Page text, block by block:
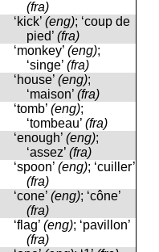
(fra)
‘kick’ (eng); ‘coup de
pied’ (fra)
‘monkey’ (eng);
‘singe’ (fra)
‘house’ (eng);
‘maison’ (fra)
‘tomb’ (eng);
‘tombeau’ (fra)
‘enough’ (eng);
‘assez’ (fra)
‘spoon’ (eng); ‘cuiller’
(fra)
‘cone’ (eng); ‘cône’
(fra)
‘flag’ (eng); ‘pavillon’
(fra)